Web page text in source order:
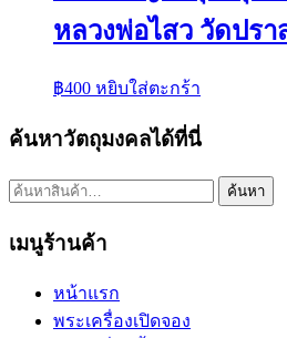
หลวงพ่อไสว วัดปร
฿400 หยิบใส่ตะกร้า
ค้นหาวัตถุมงคลได้ที่นี่
ค้นหา: ค้นหา
เมนูร้านค้า
หน้าแรก
พระเครื่องเปิดจอง